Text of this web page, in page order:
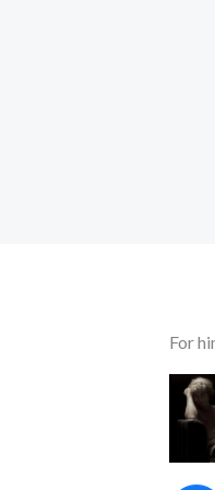
For